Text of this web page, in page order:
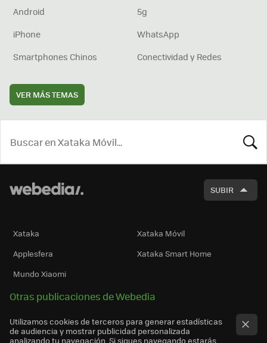
Android
5g
iPhone
WhatsApp
Smartphones Chinos
Conectividad y Redes
VER MÁS TEMAS
SUBIR
Xataka
Xataka Móvil
Applesfera
Xataka Smart Home
Mundo Xiaomi
Otras publicaciones de Webedia
Utilizamos cookies de terceros para generar estadísticas
de audiencia y mostrar publicidad personalizada
analizando tu navegación. Si sigues navegando estarás